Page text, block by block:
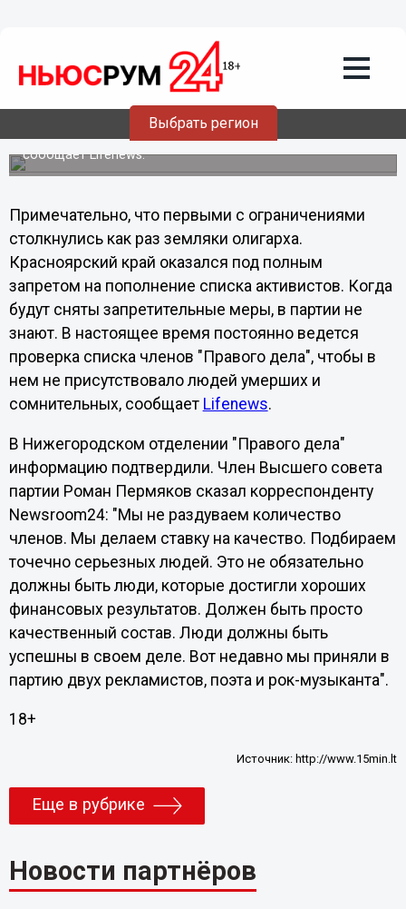
Выбрать регион
В "Правом деле" ввели ограничения на
прием новых членов
Председатель партии Михаил Прохоров дал указания в
ряде регионов ограничить выдачу партбилетов, а в
других и вовсе не принимать новых членов. И все для
того, чтобы не допустить в партию "маргиналов" -
сообщает Lifenews.
Примечательно, что первыми с ограничениями
столкнулись как раз земляки олигарха.
Красноярский край оказался под полным
запретом на пополнение списка активистов. Когда
будут сняты запретительные меры, в партии не
знают. В настоящее время постоянно ведется
проверка списка членов "Правого дела", чтобы в
нем не присутствовало людей умерших и
сомнительных, сообщает Lifenews.
В Нижегородском отделении "Правого дела"
информацию подтвердили. Член Высшего совета
партии Роман Пермяков сказал корреспонденту
Newsroom24: "Мы не раздуваем количество
членов. Мы делаем ставку на качество. Подбираем
точечно серьезных людей. Это не обязательно
должны быть люди, которые достигли хороших
финансовых результатов. Должен быть просто
качественный состав. Люди должны быть
успешны в своем деле. Вот недавно мы приняли в
партию двух рекламистов, поэта и рок-музыканта".
18+
Источник: http://www.15min.lt
Еще в рубрике
Новости партнёров